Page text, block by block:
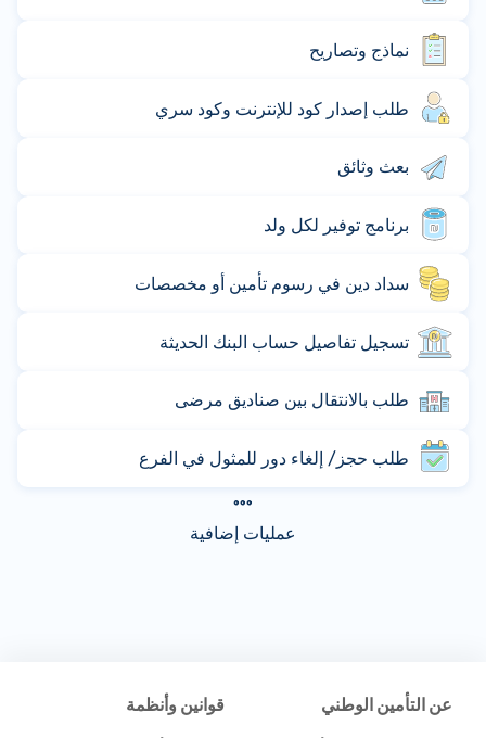
نماذج وتصاريح
طلب إصدار كود للإنترنت وكود سري
بعث وثائق
برنامج توفير لكل ولد
سداد دين في رسوم تأمين أو مخصصات
تسجيل تفاصيل حساب البنك الحديثة
طلب بالانتقال بين صناديق مرضى
طلب حجز/ إلغاء دور للمثول في الفرع
عمليات إضافية
عن التأمين الوطني قوانين وأنظمة